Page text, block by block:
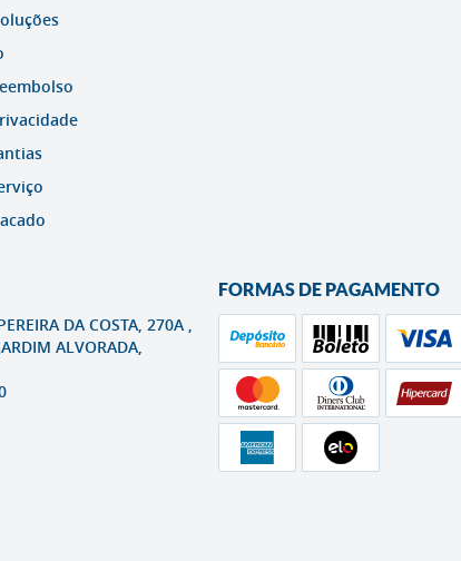
DA COSTA, 270A ,
ALVORADA,
FORMAS DE PAGAMENTO